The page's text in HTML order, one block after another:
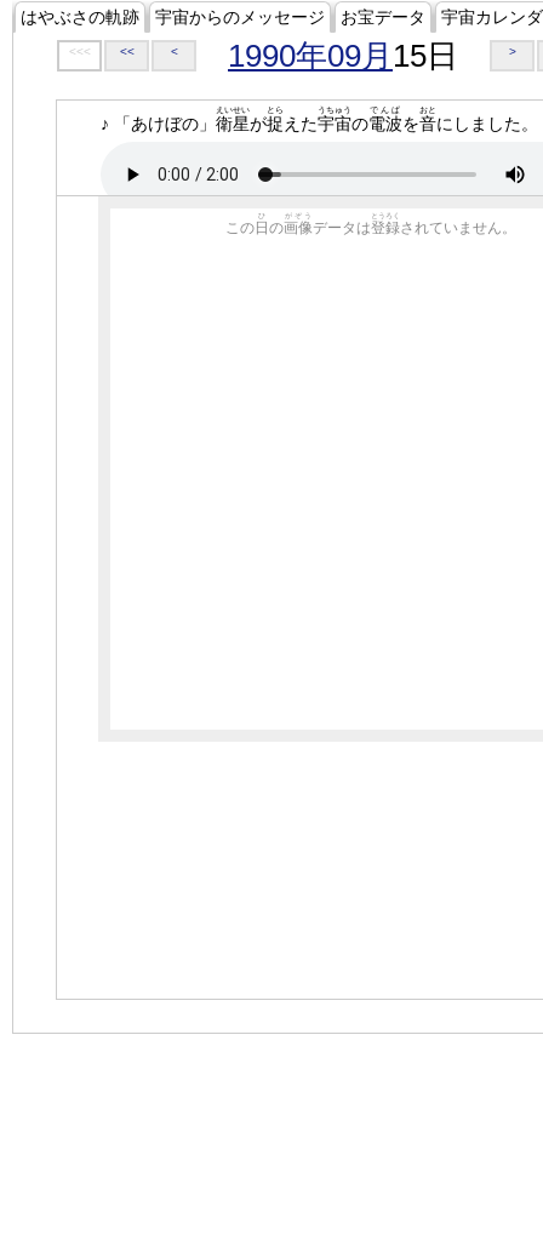
はやぶさの軌跡 宇宙からのメッセージ お宝データ 宇宙カレン
<<< << < 1990年09月 15日 >
♪ 「あけぼの」 衛星
えいせい
が捉
とら
えた宇宙
うちゅう
の電波
でんぱ
を音
おと
にしました。
この 日
ひ
の画像
がぞう
データは登録
とうろく
されていません。